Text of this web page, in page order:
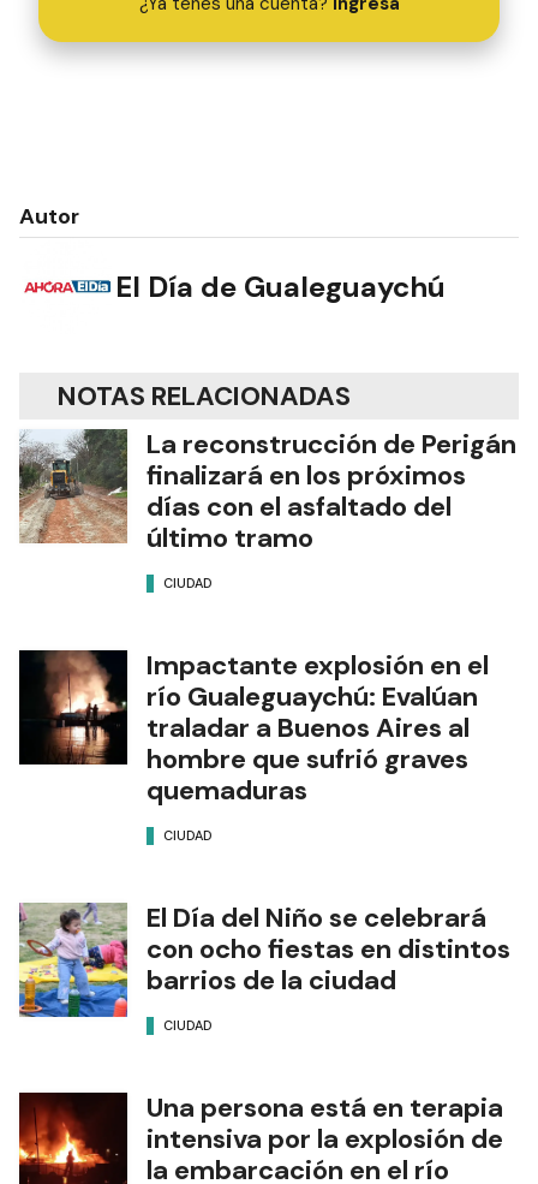
Autor
El Día de Gualeguaychú
NOTAS RELACIONADAS
La reconstrucción de Perigán
finalizará en los próximos
días con el asfaltado del
último tramo
CIUDAD
Impactante explosión en el
río Gualeguaychú: Evalúan
traladar a Buenos Aires al
hombre que sufrió graves
quemaduras
CIUDAD
El Día del Niño se celebrará
con ocho fiestas en distintos
barrios de la ciudad
CIUDAD
Una persona está en terapia
intensiva por la explosión de
la embarcación en el río